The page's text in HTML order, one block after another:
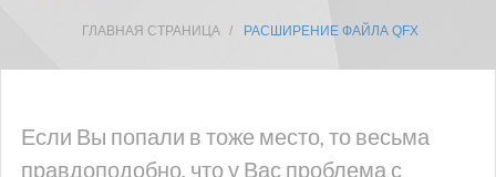
ГЛАВНАЯ СТРАНИЦА РАСШИРЕНИЕ ФАЙЛА QFX
Если Вы попали в тоже место, то весьма
правдоподобно, что у Вас проблема с